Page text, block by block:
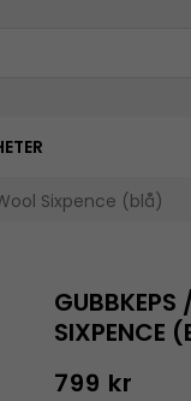
Sixpence (blå)
SIXPENCE
799 kr